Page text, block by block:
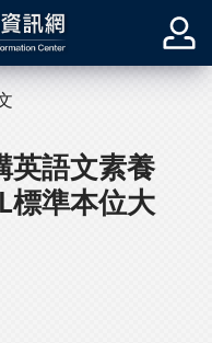
英語文素養
標準本位大